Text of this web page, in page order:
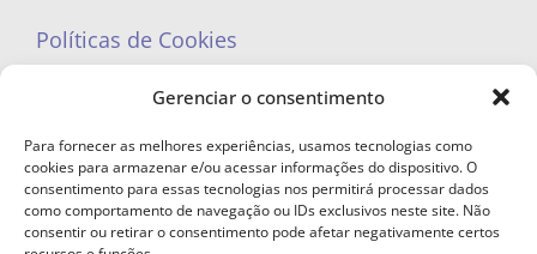
Gerenciar o consentimento
Para fornecer as melhores experiências, usamos tecnologias como
cookies para armazenar e/ou acessar informações do dispositivo. O
consentimento para essas tecnologias nos permitirá processar dados
como comportamento de navegação ou IDs exclusivos neste site. Não
consentir ou retirar o consentimento pode afetar negativamente certos
Políticas de Cookies
portaleufemea@gmail.com